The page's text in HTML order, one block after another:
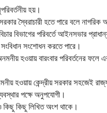
হয়।
স্বৈরাচারী হতে পারে বলে নাগরিক
বিভাগের পরিবর্তে আইনসভার
সংশােধন করতে পারে।
হওয়ায় বারংবার পরিবর্তনের
হওয়ায় কেন্দ্রীয় সরকার সহজেই
পক্ষে অনুপযােগী।
কিছু কিছু লিখিত অংশ থাকে।